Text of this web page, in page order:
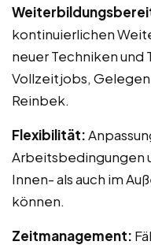
kontinuierlichen
neuer Techniken
Vollzeitjobs,
Reinbek.
Flexibilität:
Arbeitsbedingungen
Innen- als auch im
können.
Zeitmanagement: